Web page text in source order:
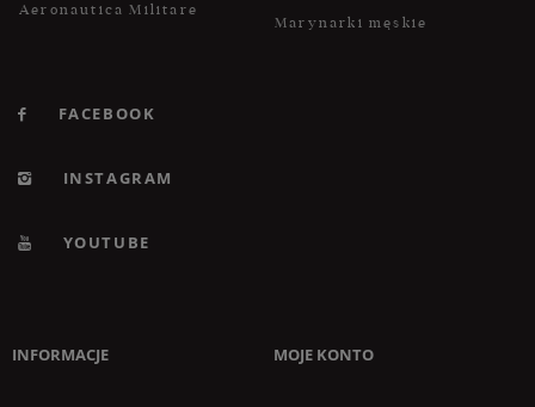
Aeronautica Militare
Marynarki męskie
FACEBOOK
INSTAGRAM
YOUTUBE
INFORMACJE MOJE KONTO